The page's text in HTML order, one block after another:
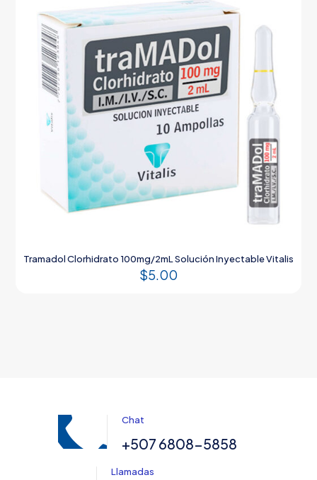
Tramadol Clorhidrato 100mg/2mL Solución Inyectable Vitalis
$5.00
Chat
+507 6808-5858
Llamadas